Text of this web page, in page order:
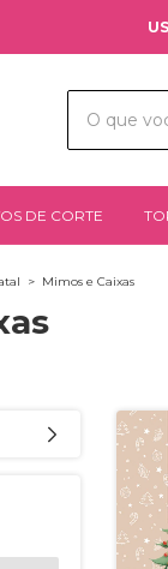
DE CORTE
> Mimos e Caixas